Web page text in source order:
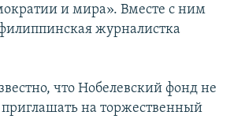
и мира». Вместе с ним
журналистка
что Нобелевский фонд не
приглашать на торжественный